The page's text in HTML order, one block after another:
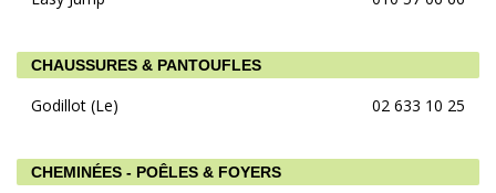
CHAUSSURES & PANTOUFLES
Godillot (Le) 02 633 10 25
CHEMINÉES - POÊLES & FOYERS